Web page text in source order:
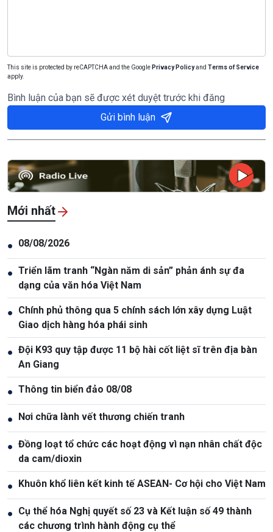
This site is protected by reCAPTCHA and the Google Privacy Policyand Terms of Service
apply.
Bình luận của bạn sẽ được xét duyệt trước khi đăng
Gửi bình luận
Mới nhất
● 08/08/2026
● Triển lãm tranh “Ngàn năm di sản” phản ánh sự đa
dạng của văn hóa Việt Nam
● Chính phủ thông qua 5 chính sách lớn xây dựng Luật
Giao dịch hàng hóa phái sinh
● Đội K93 quy tập được 11 bộ hài cốt liệt sĩ trên địa bàn
An Giang
● Thông tin biển đảo 08/08
● Nơi chữa lành vết thương chiến tranh
● Đồng loạt tổ chức các hoạt động vì nạn nhân chất độc
da cam/dioxin
● Khuôn khổ liên kết kinh tế ASEAN- Cơ hội cho Việt Nam
● Cụ thể hóa Nghị quyết số 23 và Kết luận số 49 thành
các chương trình hành động cụ thể